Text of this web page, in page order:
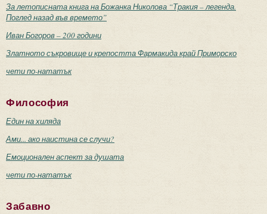
За летописната книга на Божанка Николова “Тракия – легенда.
Поглед назад във времето”
Иван Богоров – 200 години
Златното съкровище и крепостта Фармакида край Приморско
чети по-нататък
Философия
Един на хиляда
Ами... ако наистина се случи?
Емоционален аспект за душата
чети по-нататък
Забавно